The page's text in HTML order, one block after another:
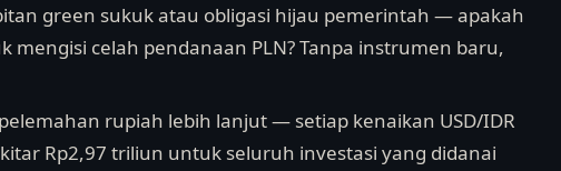
green sukuk atau obligasi hijau pemerintah — apakah
mengisi celah pendanaan PLN? Tanpa instrumen baru,
rupiah lebih lanjut — setiap kenaikan USD/IDR
Rp2,97 triliun untuk seluruh investasi yang didanai